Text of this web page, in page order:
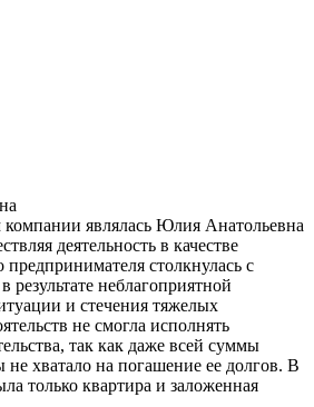
являлась Юлия Анатольевна
деятельность в качестве
столкнулась с
результате неблагоприятной
и стечения тяжелых
не смогла исполнять
так как даже всей суммы
не хватало на погашение ее долгов. В
только квартира и заложенная